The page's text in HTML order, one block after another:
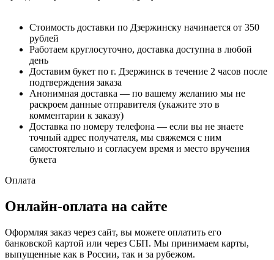
Стоимость доставки по Дзержинску начинается от 350
рублей
Работаем круглосуточно, доставка доступна в любой
день
Доставим букет по г. Дзержинск в течение 2 часов после
подтверждения заказа
Анонимная доставка — по вашему желанию мы не
раскроем данные отправителя (укажите это в
комментарии к заказу)
Доставка по номеру телефона — если вы не знаете
точный адрес получателя, мы свяжемся с ним
самостоятельно и согласуем время и место вручения
букета
Оплата
Онлайн-оплата на сайте
Оформляя заказ через сайт, вы можете оплатить его
банковской картой или через СБП. Мы принимаем карты,
выпущенные как в России, так и за рубежом.